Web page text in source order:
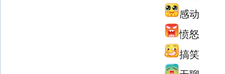
感动
愤怒
搞笑